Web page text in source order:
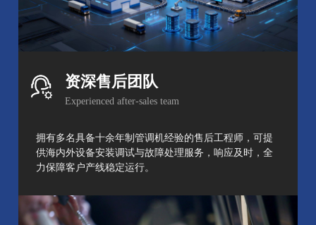
资深售后团队
Experienced after-sales team
拥有多名具备十余年制管调机经验的售后工程师，可提
供海内外设备安装调试与故障处理服务，响应及时，全
力保障客户产线稳定运行。